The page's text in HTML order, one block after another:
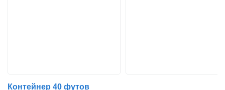
Контейнер 40 футов